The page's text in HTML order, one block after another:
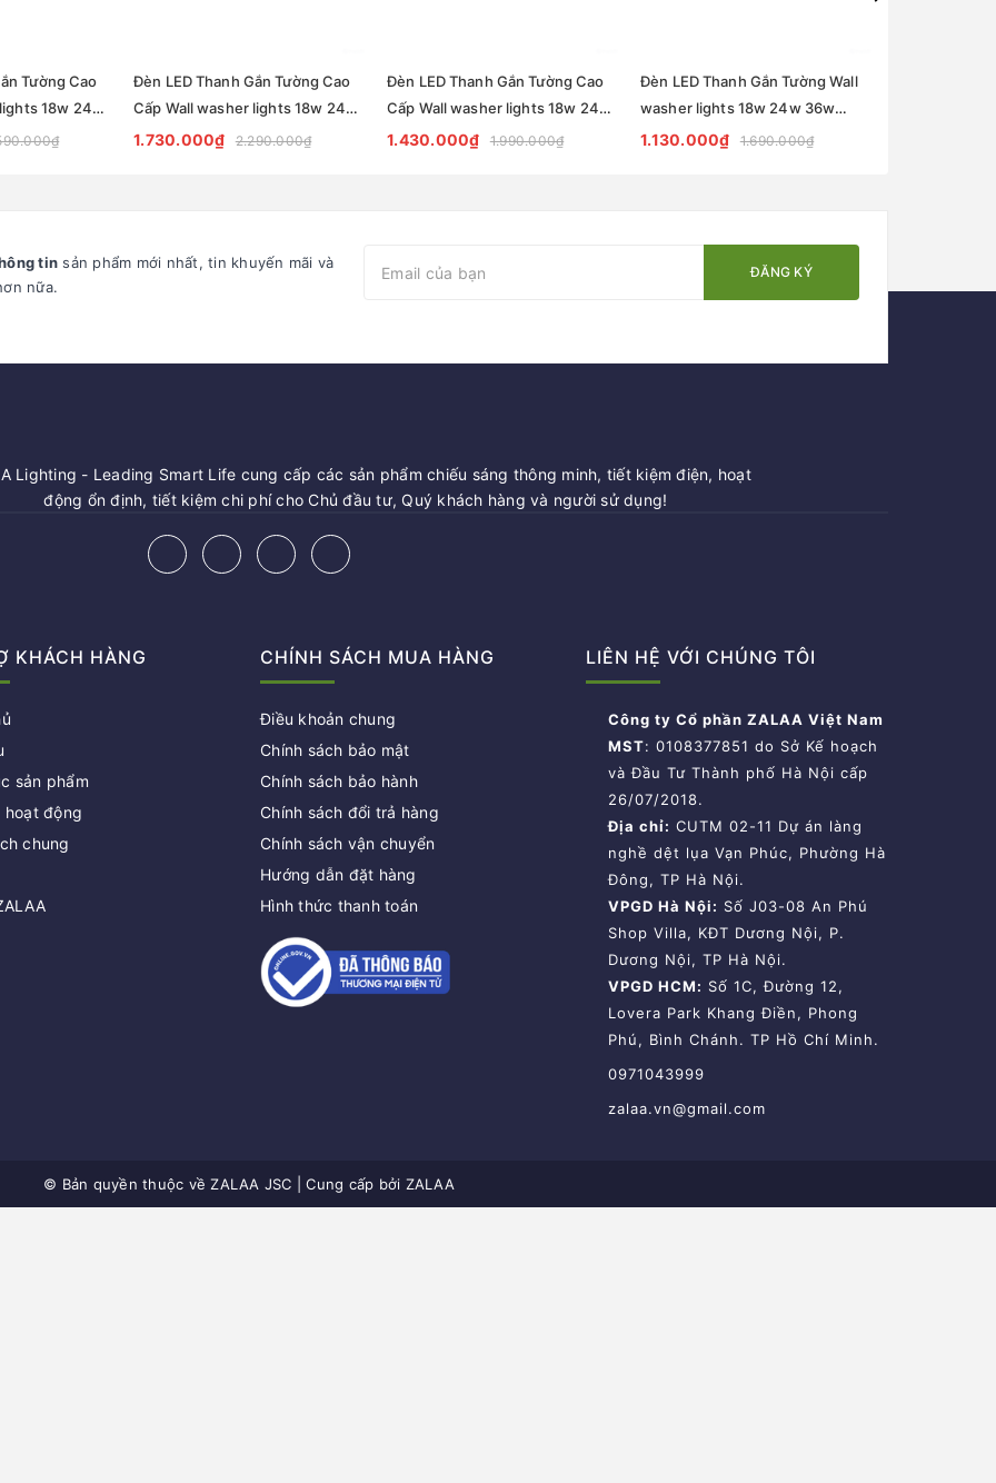
Tường Cao
18w 24w
lighting
Đèn LED Thanh Gắn Tường Cao
Cấp Wall washer lights 18w 24w
ZKB-WS050 - Facade lighting
1.730.000₫ 2.290.000₫
Đèn LED Thanh Gắn Tường Cao
Cấp Wall washer lights 18w 24w
ZKB-WS040 - Facade lighting
1.430.000₫ 1.990.000₫
Đèn LED Thanh Gắn Tường Wall
washer lights 18w 24w 36w
ZKB-WS030 - Facade lighting
1.130.000₫ 1.690.000₫
tin sản phẩm mới nhất, tin khuyến mãi và
nữa.
ĐĂNG KÝ
Lighting - Leading Smart Life cung cấp các sản phẩm chiếu sáng thông minh, tiết kiệm điện, hoạt
động ổn định, tiết kiệm chi phí cho Chủ đầu tư, Quý khách hàng và người sử dụng!
KHÁCH HÀNG
sản phẩm
động
chung
CHÍNH SÁCH MUA HÀNG
Điều khoản chung
Chính sách bảo mật
Chính sách bảo hành
Chính sách đổi trả hàng
Chính sách vận chuyển
Hướng dẫn đặt hàng
Hình thức thanh toán
LIÊN HỆ VỚI CHÚNG TÔI
Công ty Cổ phần ZALAA Việt Nam
MST: 0108377851 do Sở Kế hoạch
và Đầu Tư Thành phố Hà Nội cấp
26/07/2018.
Địa chỉ: CUTM 02-11 Dự án làng
nghề dệt lụa Vạn Phúc, Phường Hà
Đông, TP Hà Nội.
VPGD Hà Nội: Số J03-08 An Phú
Shop Villa, KĐT Dương Nội, P.
Dương Nội, TP Hà Nội.
VPGD HCM: Số 1C, Đường 12,
Lovera Park Khang Điền, Phong
Phú, Bình Chánh. TP Hồ Chí Minh.
0971043999
zalaa.vn@gmail.com
© Bản quyền thuộc vềZALAA JSC Cung cấp bởi ZALAA